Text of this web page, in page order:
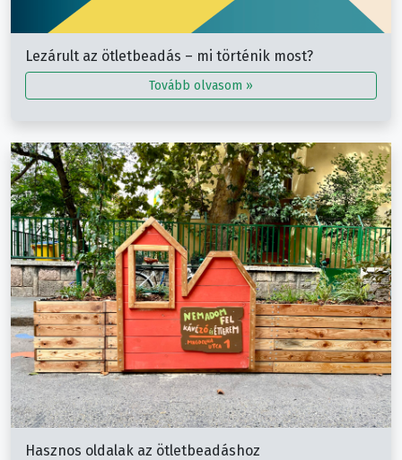
Lezárult az ötletbeadás – mi történik most?
Tovább olvasom »
Hasznos oldalak az ötletbeadáshoz